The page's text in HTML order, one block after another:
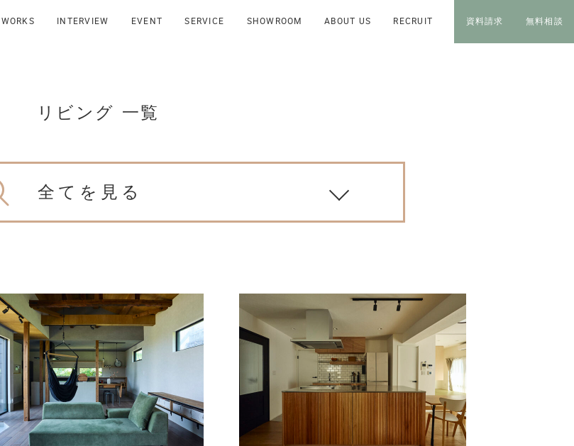
WORKS INTERVIEW EVENT SERVICE SHOWROOM ABOUT US RECRUIT 資料請求 無料相談
リビング 一覧
全てを見る